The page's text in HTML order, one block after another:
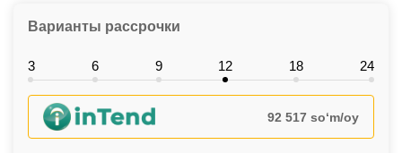
Варианты рассрочки
3 6 9 12 18 24
92 517 so‘m/oy